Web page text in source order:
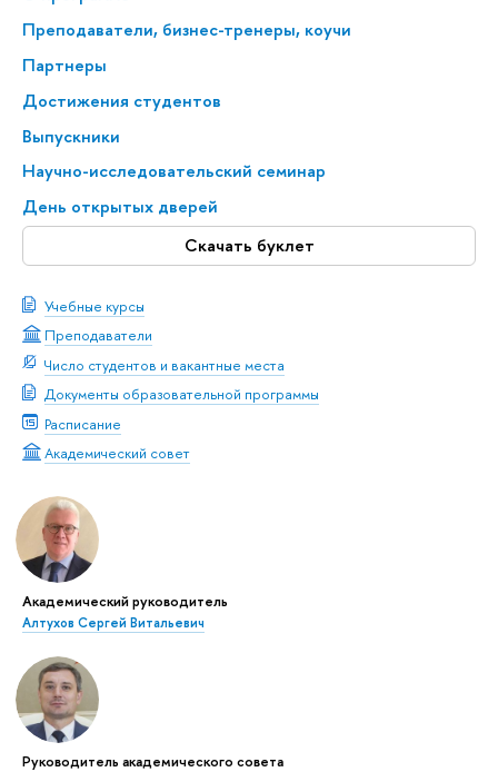
Преподаватели, бизнес-тренеры, коучи
Партнеры
Достижения студентов
Выпускники
Научно-исследовательский семинар
День открытых дверей
Скачать буклет
Учебные курсы
Преподаватели
Число студентов и вакантные места
Документы образовательной программы
Расписание
Академический совет
Академический руководитель
Алтухов Сергей Витальевич
Руководитель академического совета